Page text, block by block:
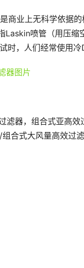
业上无科学依据的
Laskin喷管（用压
，人们经常使用冷
器，组合式亚高效
合式大风量高效过